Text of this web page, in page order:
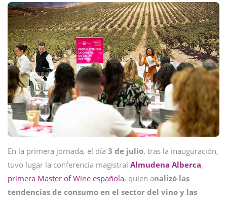
En la primera jornada, el día 3 de julio, tras la inauguración,
tuvo lugar la conferencia magistral Almudena Alberca,
primera Master of Wine española, quien analizó las
tendencias de consumo en el sector del vino y las